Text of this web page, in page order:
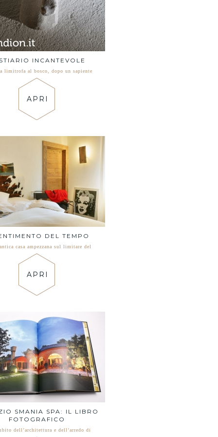
INCANTEVOLE
limitrofa al bosco, dopo un sapiente
APRI
DEL TEMPO
casa ampezzana sul limitare del
APRI
SMANIA SPA: IL LIBRO
FOTOGRAFICO
dell’architettura e dell’arredo di